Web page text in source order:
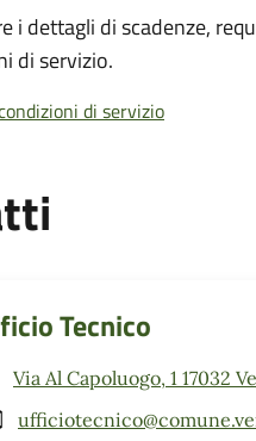
i dettagli di scadenze,
di servizio.
di servizio
Tecnico
Via Al Capoluogo, 1 17032